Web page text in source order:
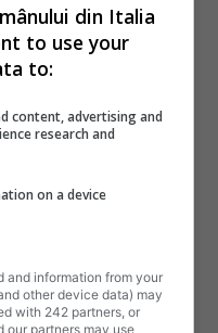
din Italia
to use your
to:
content, advertising and
research and
on a device
and information from your
other device data) may
with 242 partners, or
our partners may use